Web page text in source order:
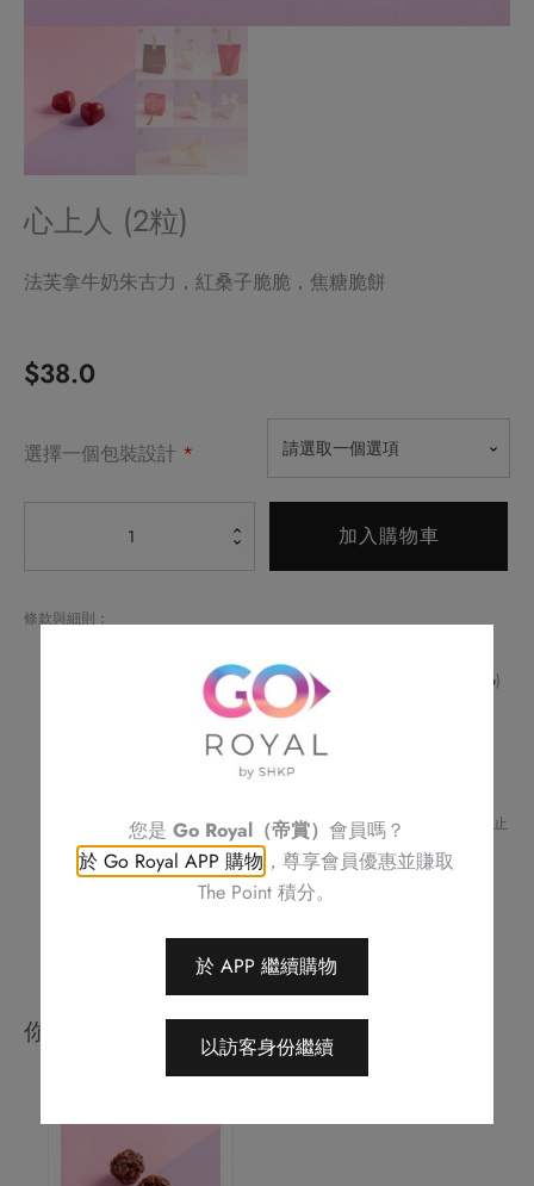
心上人 (2粒)
法芙拿牛奶朱古力，紅桑子脆脆，焦糖脆餅
$38.0
選擇一個包裝設計 * 請選取一個選項
(2
加入購物車
條款與細則：
如對任何食物產生敏感或有任何查詢，請致電帝京酒店 (
2622 6256)
不可補發、更換或購買其他產品
訂單詳情將會透過電話或電郵確認
訂單一經確認，不可更改、取消或退款
Royal Delights by Royal Hotels 保留修改優惠條款及細則、更改或終止
此優惠之權利，恕不另行通知
如有任何爭議，Royal Delights by Royal Hotels 保留最終決定權
你可能會喜歡
您是 Go Royal（帝賞） 會員嗎？
於 Go Royal APP 購物 ，尊享會員優惠並賺取
The Point 積分。
於 APP 繼續購物
以訪客身份繼續